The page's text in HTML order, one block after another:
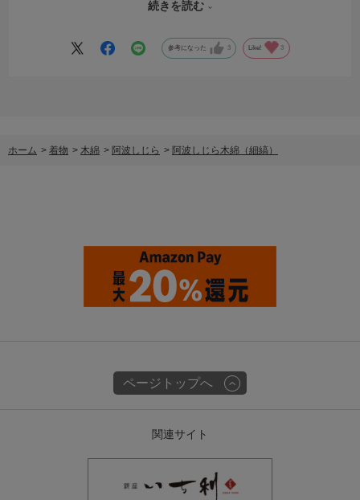
ーディネートです！
A：涼しく見えたらいいな～
続きを読む
参考になった 3 Like! 3
ホーム > 着物 > 木綿 > 阿波しじら > 阿波しじら木綿（細縞）
ページトップへ
関連サイト